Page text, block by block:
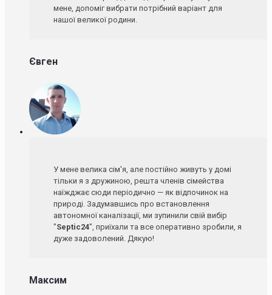
мене, допоміг вибрати потрібний варіант для
нашої великої родини.
Євген
У мене велика сім'я, але постійно живуть у домі
тільки я з дружиною, решта членів сімейства
наїжджає сюди періодично — як відпочинок на
природі. Задумавшись про встановлення
автономної каналізації, ми зупинили свій вибір
"Septic24", приїхали та все оперативно зробили, я
дуже задоволений. Дякую!
Максим